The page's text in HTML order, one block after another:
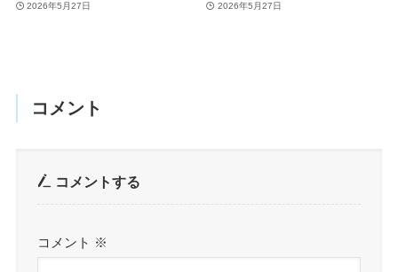
2026年5月27日 2026年5月27日
コメント
コメントする
コメント ※